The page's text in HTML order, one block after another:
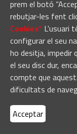
prem el botó
rebutjar-les fent
Cookies“ L'usuari
configurar el seu
ho desitja, impedir
el seu disc dur,
compte que
dificultats de
Acceptar